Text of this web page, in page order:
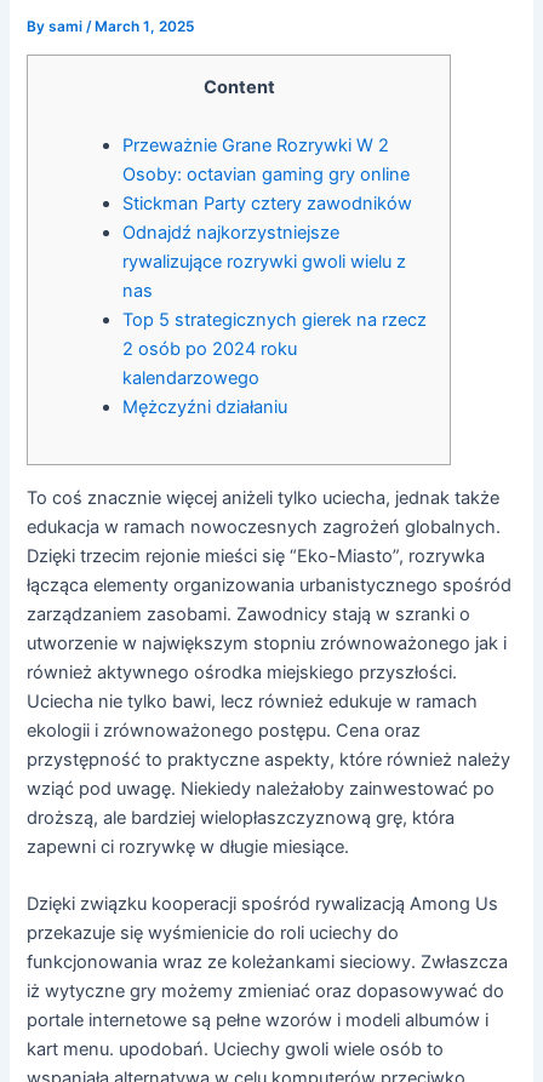
Bysami/March 1, 2025
Content
Przeważnie Grane Rozrywki W 2
Osoby: octavian gaming gry online
Stickman Party cztery zawodników
Odnajdź najkorzystniejsze
rywalizujące rozrywki gwoli wielu z
nas
Top 5 strategicznych gierek na rzecz
2 osób po 2024 roku
kalendarzowego
Mężczyźni działaniu
To coś znacznie więcej aniżeli tylko uciecha, jednak także
edukacja w ramach nowoczesnych zagrożeń globalnych.
Dzięki trzecim rejonie mieści się “Eko-Miasto”, rozrywka
łącząca elementy organizowania urbanistycznego spośród
zarządzaniem zasobami. Zawodnicy stają w szranki o
utworzenie w największym stopniu zrównoważonego jak i
również aktywnego ośrodka miejskiego przyszłości.
Uciecha nie tylko bawi, lecz również edukuje w ramach
ekologii i zrównoważonego postępu. Cena oraz
przystępność to praktyczne aspekty, które również należy
wziąć pod uwagę. Niekiedy należałoby zainwestować po
droższą, ale bardziej wielopłaszczyznową grę, która
zapewni ci rozrywkę w długie miesiące.
Dzięki związku kooperacji spośród rywalizacją Among Us
przekazuje się wyśmienicie do roli uciechy do
funkcjonowania wraz ze koleżankami sieciowy. Zwłaszcza
iż wytyczne gry możemy zmieniać oraz dopasowywać do
portale internetowe są pełne wzorów i modeli albumów i
kart menu. upodobań. Uciechy gwoli wiele osób to